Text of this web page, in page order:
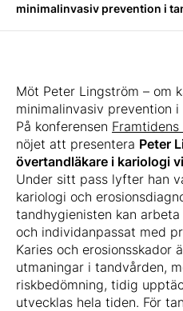
minimalinvasiv prevention i
Möt Peter Lingström – om
minimalinvasiv prevention
På konferensen
nöjet att presentera Peter
övertandläkare i kariologi
Under sitt pass lyfter han
kariologi och
tandhygienisten kan
och individanpassat med
Karies och erosionsskador
utmaningar i tandvården,
riskbedömning, tidig
utvecklas hela tiden. För